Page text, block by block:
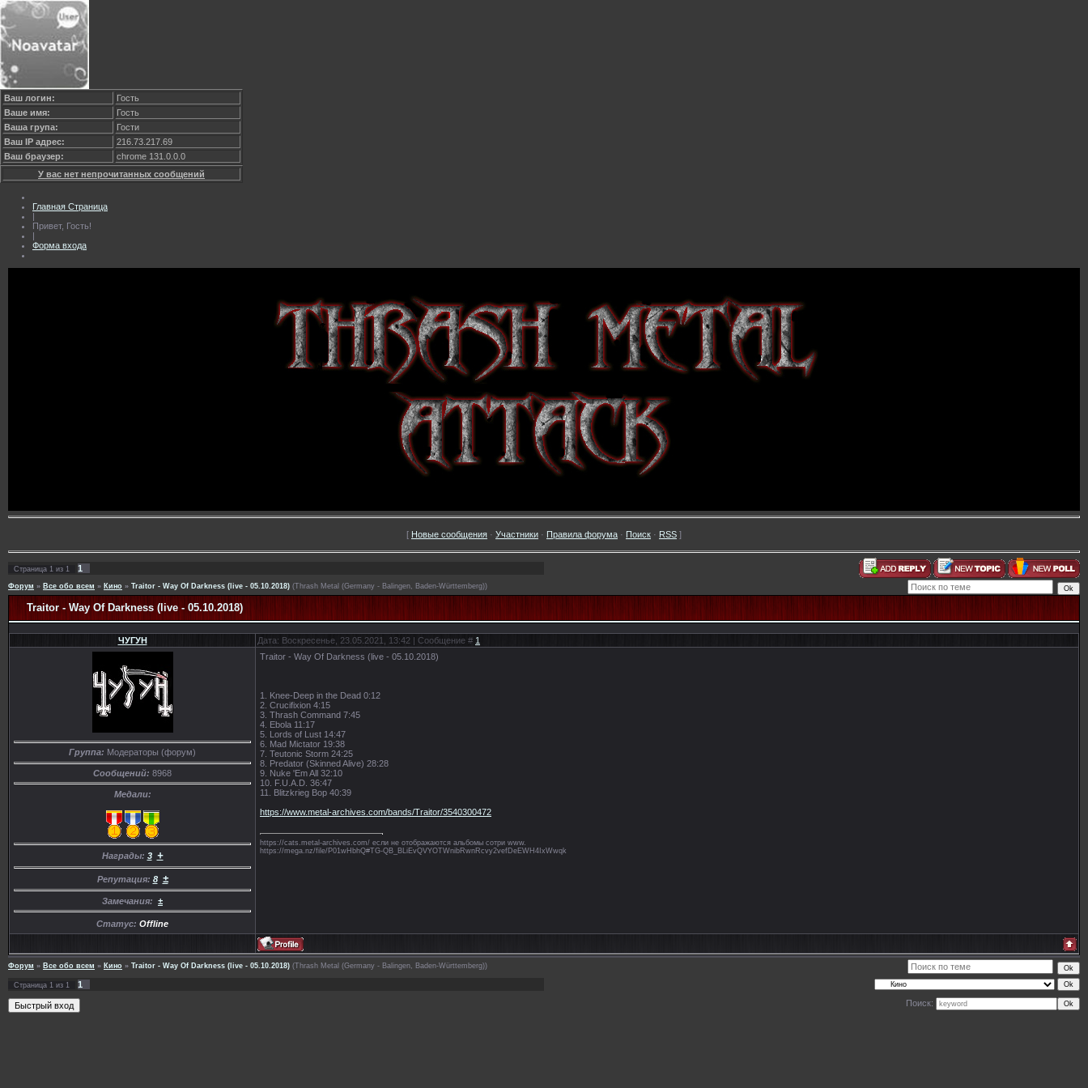
Ваш логин:
Гость
Ваше имя:
Гость
Ваша група:
Гости
Ваш IP адрес:
216.73.217.69
Ваш браузер:
chrome 131.0.0.0
У вас нет непрочитанных сообщений
Главная Страница
|
Привет, Гость!
|
Форма входа
[ Новые сообщения · Участники · Правила форума · Поиск · RSS ]
Страница 1 из 1 1
Форум » Все обо всем » Кино » Traitor - Way Of Darkness (live - 05.10.2018) (Thrash Metal (Germany - Balingen, Baden-Württemberg))
Traitor - Way Of Darkness (live - 05.10.2018)
ЧУГУН Дата: Воскресенье, 23.05.2021, 13:42 | Сообщение # 1
Группа: Модераторы (форум)
Сообщений: 8968
Медали:
Награды: 3 +
Репутация: 8 ±
Замечания: ±
Статус: Offline
Traitor - Way Of Darkness (live - 05.10.2018)
1. Knee-Deep in the Dead 0:12
2. Crucifixion 4:15
3. Thrash Command 7:45
4. Ebola 11:17
5. Lords of Lust 14:47
6. Mad Mictator 19:38
7. Teutonic Storm 24:25
8. Predator (Skinned Alive) 28:28
9. Nuke 'Em All 32:10
10. F.U.A.D. 36:47
11. Blitzkrieg Bop 40:39
https://www.metal-archives.com/bands/Traitor/3540300472
https://cats.metal-archives.com/ если не отображаются альбомы сотри www.
https://mega.nz/file/P01wHbhQ#TG-QB_BLiEvQVYOTWnibRwnRcvy2vefDeEWH4IxWwqk
Форум » Все обо всем » Кино » Traitor - Way Of Darkness (live - 05.10.2018) (Thrash Metal (Germany - Balingen, Baden-Württemberg))
Страница 1 из 1
1
Поиск: